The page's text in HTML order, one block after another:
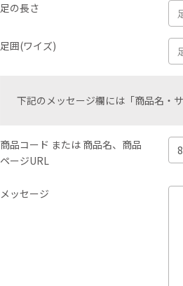
足の長さ
足囲(ワイズ)
下記のメッセージ欄には「商品名・
商品コード または 商品名、商品
ページURL
メッセージ